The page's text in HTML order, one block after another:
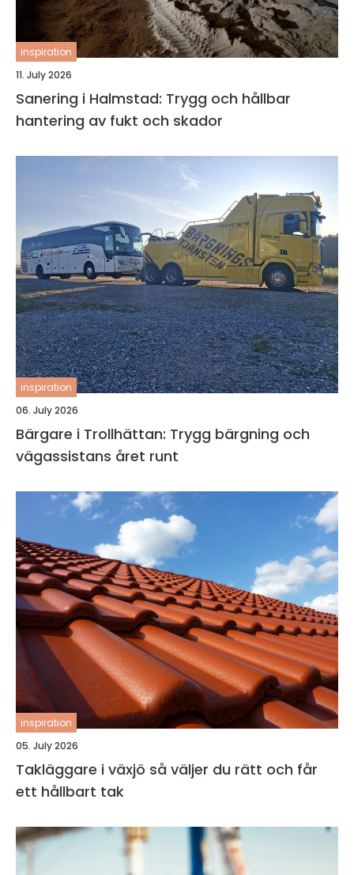
inspiration
11. July 2026
Sanering i Halmstad: Trygg och hållbar
hantering av fukt och skador
inspiration
06. July 2026
Bärgare i Trollhättan: Trygg bärgning och
vägassistans året runt
inspiration
05. July 2026
Takläggare i växjö så väljer du rätt och får
ett hållbart tak